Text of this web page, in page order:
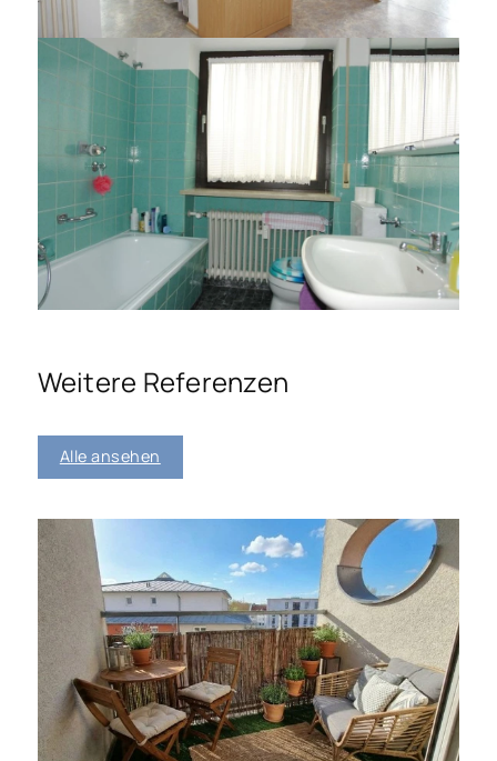
Weitere Referenzen
Alle ansehen